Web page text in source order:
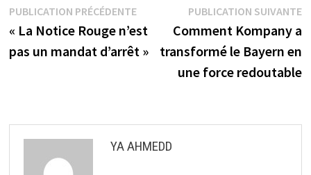
Navigation
de
l’article
PUBLICATION PRÉCÉDENTEPublication
précédente :
« La Notice Rouge n’est
pas un mandat d’arrêt »
PUBLICATION SUIVANTE
Comment Kompany a
transformé le Bayern en
une force redoutable
YA AHMEDD